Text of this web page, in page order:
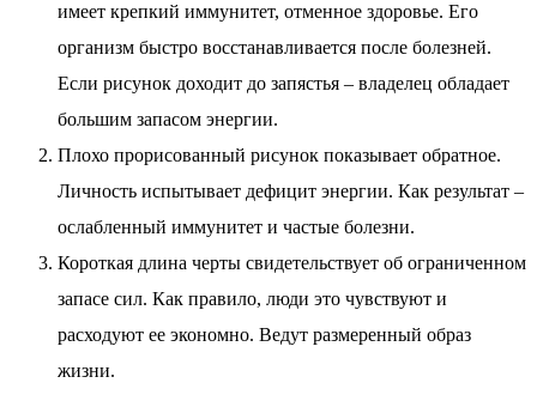
имеет крепкий иммунитет, отменное здоровье. Его
организм быстро восстанавливается после болезней.
Если рисунок доходит до запястья – владелец обладает
большим запасом энергии.
Плохо прорисованный рисунок показывает обратное.
Личность испытывает дефицит энергии. Как результат –
ослабленный иммунитет и частые болезни.
Короткая длина черты свидетельствует об ограниченном
запасе сил. Как правило, люди это чувствуют и
расходуют ее экономно. Ведут размеренный образ
жизни.